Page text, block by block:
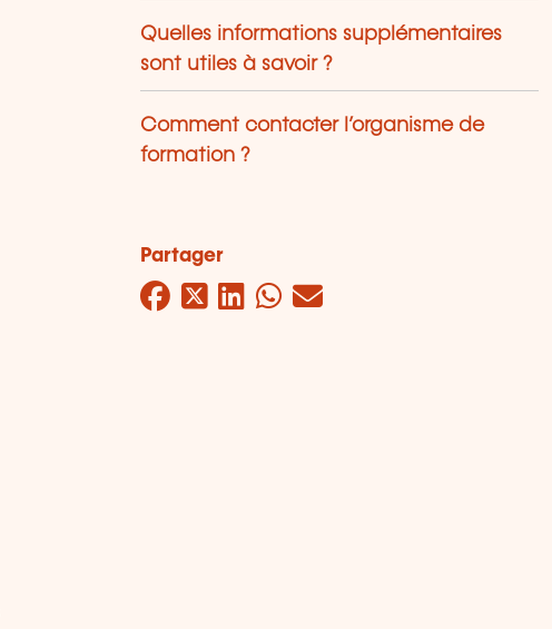
Quelles informations supplémentaires
sont utiles à savoir ?
Comment contacter l’organisme de
formation ?
Partager
Facebook
Twitter
LinkedIn
WhatsApp
Mail